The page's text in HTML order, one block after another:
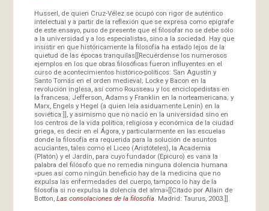
Husserl, de quien Cruz-Vélez se ocupó con rigor de auténtico
intelectual y a partir de la reflexión que se expresa como epígrafe
de este ensayo, puso de presente que el filosofar no se debe sólo
a la universidad y a los especialistas, sino a la sociedad. Hay que
insistir en que históricamente la filosofía ha estado lejos de la
quietud de las épocas tranquilas[[Recuérdense los numerosos
ejemplos en los que obras filosóficas fueron influyentes en el
curso de acontecimientos histórico-políticos: San Agustín y
Santo Tomás en el orden medieval; Locke y Bacon en la
revolución inglesa, así como Rousseau y los enciclopedistas en
la francesa; Jefferson, Adams y Franklin en la norteamericana; y
Marx, Engels y Hegel (a quien leía asiduamente Lenin) en la
soviética.]], y asimismo que no nació en la universidad sino en
los centros de la vida política, religiosa y económica de la ciudad
griega, es decir en el Ágora, y particularmente en las escuelas
donde la filosofía era requerida para la solución de asuntos
acuciantes, tales como el Liceo (Aristóteles), la Academia
(Platón) y el Jardín, para cuyo fundador (Epicuro) es vana la
palabra del filósofo que no remedia ninguna dolencia humana
«pues así como ningún beneficio hay de la medicina que no
expulsa las enfermedades del cuerpo, tampoco lo hay de la
filosofía si no expulsa la dolencia del alma»[[Citado por Allain de
Botton, Las consolaciones de la filosofía. Madrid: Taurus, 2003.]].